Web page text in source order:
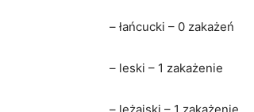
– łańcucki – 0 zakażeń
– leski – 1 zakażenie